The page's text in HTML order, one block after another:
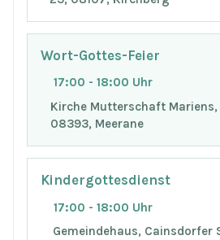
Wort-Gottes-Feier
17:00 - 18:00 Uhr
Kirche Mutterschaft Mariens,
08393, Meerane
Kindergottesdienst
17:00 - 18:00 Uhr
Gemeindehaus, Cainsdorfer